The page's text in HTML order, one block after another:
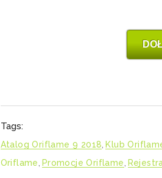
Tags:
Atalog Oriflame 9 2018 Klub
Oriflame
Promocje Oriflame